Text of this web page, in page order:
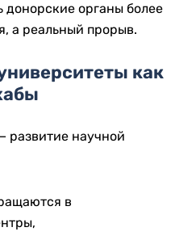
органы более
а реальный прорыв.
как
развитие научной
в